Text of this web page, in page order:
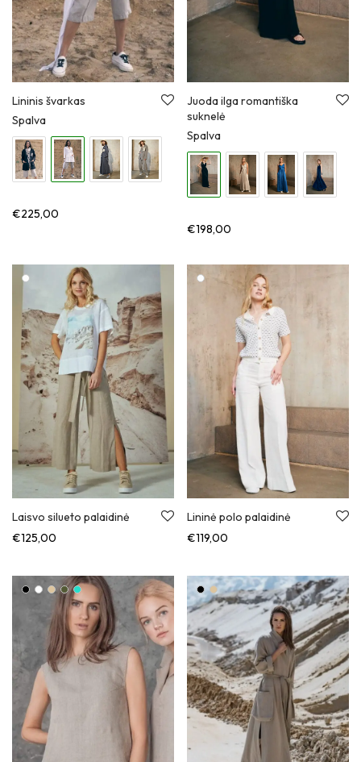
Lininis švarkas
Spalva
€225,00
Juoda ilga romantiška
suknelė
Spalva
€198,00
Laisvo silueto palaidinė
€125,00
Lininė polo palaidinė
€119,00